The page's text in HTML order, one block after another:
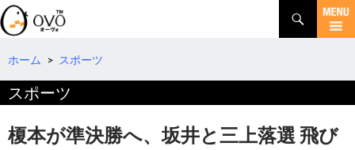
検
索
コ
テ
へ
動
ホーム > スポーツ
スポーツ
榎本が準決勝へ、坂井と三上落選 飛び